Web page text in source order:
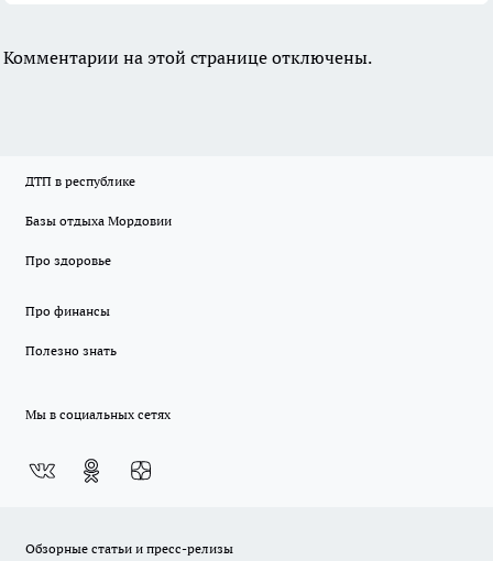
Комментарии на этой странице отключены.
ДТП в республике
Базы отдыха Мордовии
Про здоровье
Про финансы
Полезно знать
Мы в социальных сетях
Обзорные статьи и пресс-релизы